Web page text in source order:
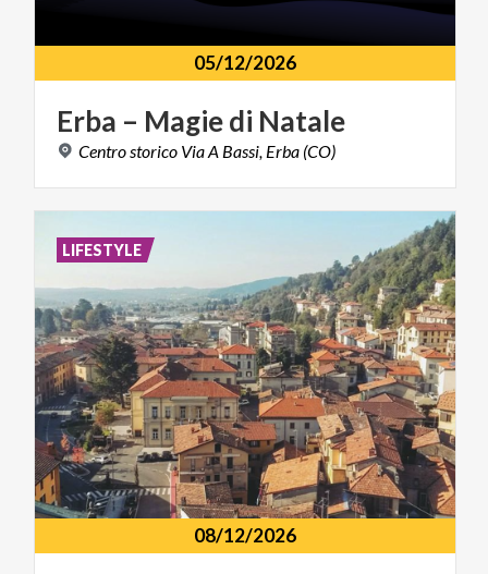
05/12/2026
Erba – Magiedi Natale
Centro storico ViaA Bassi, Erba (CO)
08/12/2026
LIFESTYLE